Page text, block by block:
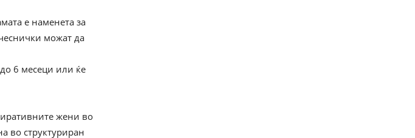
е наменета за
можат да
6 месеци или ќе
жени во
во структуриран